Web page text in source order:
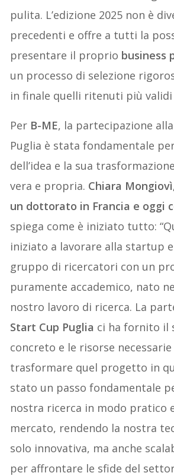
pulita. L’edizione 2025 non è
precedenti e offre a tutti la
presentare il proprio business
un processo di selezione
in finale quelli ritenuti più validi
Per B-ME, la partecipazione
Puglia è stata fondamentale
dell’idea e la sua
vera e propria. Chiara Mongiovì
un dottorato in Francia e oggi
spiega come è iniziato tutto:
iniziato a lavorare alla startup
gruppo di ricercatori con un
puramente accademico, nato
nostro lavoro di ricerca. La
Start Cup Puglia ci ha fornito il
concreto e le risorse
trasformare quel progetto in
stato un passo fondamentale
nostra ricerca in modo pratico
mercato, rendendo la nostra
solo innovativa, ma anche
per affrontare le sfide del